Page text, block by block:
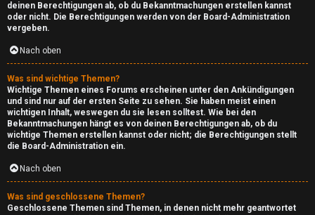
deinen Berechtigungen ab, ob du Bekanntmachungen erstellen kannst
oder nicht. Die Berechtigungen werden von der Board-Administration
vergeben.
Nach oben
Was sind wichtige Themen?
Wichtige Themen eines Forums erscheinen unter den Ankündigungen
und sind nur auf der ersten Seite zu sehen. Sie haben meist einen
wichtigen Inhalt, weswegen du sie lesen solltest. Wie bei den
Bekanntmachungen hängt es von deinen Berechtigungen ab, ob du
wichtige Themen erstellen kannst oder nicht; die Berechtigungen stellt
die Board-Administration ein.
Nach oben
Was sind geschlossene Themen?
Geschlossene Themen sind Themen, in denen nicht mehr geantwortet
A
r
c
h
i
v
[
r